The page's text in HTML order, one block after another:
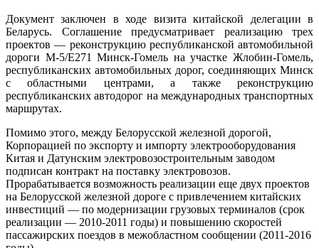
Документ заключен в ходе визита китайской делегации в
Беларусь. Соглашение предусматривает реализацию трех
проектов — реконструкцию республиканской автомобильной
дороги М-5/Е271 Минск-Гомель на участке Жлобин-Гомель,
республиканских автомобильных дорог, соединяющих Минск
с областными центрами, а также реконструкцию
республиканских автодорог на международных транспортных
маршрутах.
Помимо этого, между Белорусской железной дорогой,
Корпорацией по экспорту и импорту электрооборудования
Китая и Датунским электровозостроительным заводом
подписан контракт на поставку электровозов.
Прорабатывается возможность реализации еще двух проектов
на Белорусской железной дороге с привлечением китайских
инвестиций — по модернизации грузовых терминалов (срок
реализации — 2010-2011 годы) и повышению скоростей
пассажирских поездов в межобластном сообщении (2011-2016